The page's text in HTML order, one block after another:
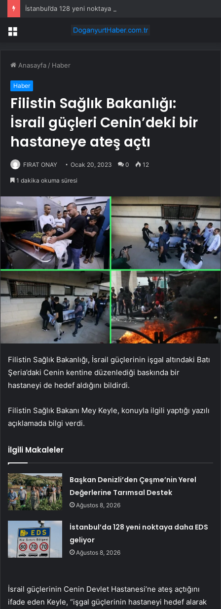
İstanbul’da 128 yeni noktaya daha EDS geliyor
Menü
Anasayfa / Haber
Haber
Filistin Sağlık Bakanlığı:
İsrail güçleri Cenin’deki bir
hastaneye ateş açtı
FIRAT ONAY Ocak 20, 2023 0 12
1 dakika okuma süresi
Filistin Sağlık Bakanlığı, İsrail güçlerinin işgal altındaki Batı
Şeria’daki Cenin kentine düzenlediği baskında bir
hastaneyi de hedef aldığını bildirdi.
Filistin Sağlık Bakanı Mey Keyle, konuyla ilgili yaptığı yazılı
açıklamada bilgi verdi.
İlgili Makaleler
Başkan Denizli’den Çeşme’nin Yerel
Değerlerine Tarımsal Destek
Ağustos 8, 2026
İstanbul’da 128 yeni noktaya daha EDS
geliyor
Ağustos 8, 2026
İsrail güçlerinin Cenin Devlet Hastanesi’ne ateş açtığını
ifade eden Keyle, “işgal güçlerinin hastaneyi hedef alarak